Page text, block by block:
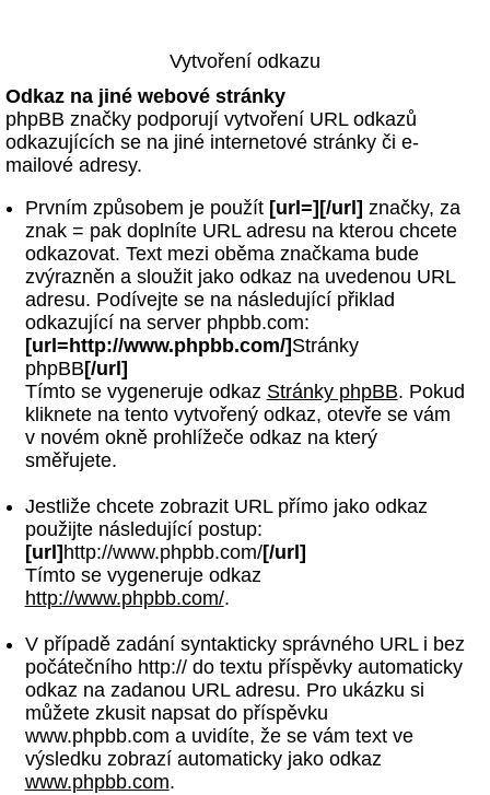
Vytvoření odkazu
Odkaz na jiné webové stránky
phpBB značky podporují vytvoření URL odkazů
odkazujících se na jiné internetové stránky či e-
mailové adresy.
Prvním způsobem je použít [url=][/url] značky, za
znak = pak doplníte URL adresu na kterou chcete
odkazovat. Text mezi oběma značkama bude
zvýrazněn a sloužit jako odkaz na uvedenou URL
adresu. Podívejte se na následující přiklad
odkazující na server phpbb.com:
[url=http://www.phpbb.com/]Stránky
phpBB[/url]
Tímto se vygeneruje odkaz Stránky phpBB. Pokud
kliknete na tento vytvořený odkaz, otevře se vám
v novém okně prohlížeče odkaz na který
směřujete.
Jestliže chcete zobrazit URL přímo jako odkaz
použijte následující postup:
[url]http://www.phpbb.com/[/url]
Tímto se vygeneruje odkaz
http://www.phpbb.com/.
V případě zadání syntakticky správného URL i bez
počátečního http:// do textu příspěvky automaticky
odkaz na zadanou URL adresu. Pro ukázku si
můžete zkusit napsat do příspěvku
www.phpbb.com a uvidíte, že se vám text ve
výsledku zobrazí automaticky jako odkaz
www.phpbb.com.